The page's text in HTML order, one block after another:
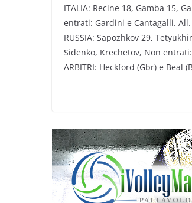
ITALIA: Recine 18, Gamba 15,
entrati: Gardini e Cantagalli. All.
RUSSIA: Sapozhkov 29,
Sidenko, Krechetov, Non
ARBITRI: Heckford (Gbr) e Beal